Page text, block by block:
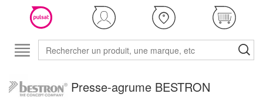
Presse-agrume BESTRON